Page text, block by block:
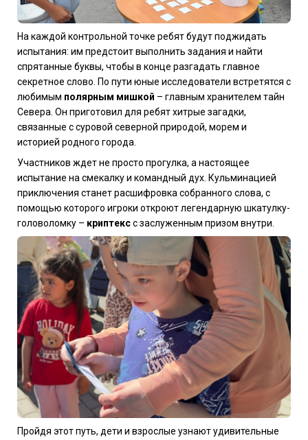
На каждой контрольной точке ребят будут поджидать
испытания: им предстоит выполнить задания и найти
спрятанные буквы, чтобы в конце разгадать главное
секретное слово. По пути юные исследователи встретятся с
любимым полярным мишкой – главным хранителем тайн
Севера. Он приготовил для ребят хитрые загадки,
связанные с суровой северной природой, морем и
историей родного города.
Участников ждет не просто прогулка, а настоящее
испытание на смекалку и командный дух. Кульминацией
приключения станет расшифровка собранного слова, с
помощью которого игроки откроют легендарную шкатулку-
головоломку – криптексс заслуженным призом внутри.
Пройдя этот путь, дети и взрослые узнают удивительные